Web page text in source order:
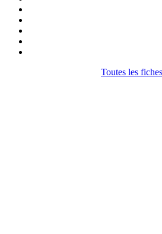
Toutes les